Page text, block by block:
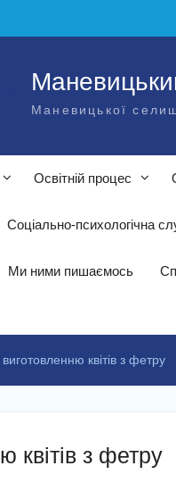
Маневицької
Освітній процес
Соціально-психологічна
Ми ними пишаємось
квітів з фетру
квітів з фетру